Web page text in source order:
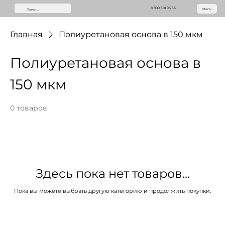
8 800 301 96 56 Menu
Главная Полиуретановая основа в 150 мкм
Полиуретановая основа в
150 мкм
0 товаров
Здесь пока нет товаров...
Пока вы можете выбрать другую категорию и продолжить покупки.